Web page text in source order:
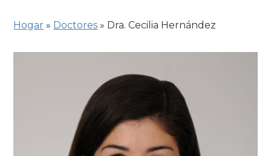
Hogar » Doctores » Dra. Cecilia Hernández